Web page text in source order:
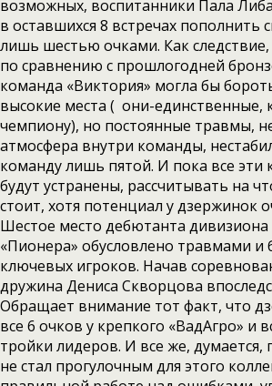
возможных, воспитанники Пала
в оставшихся 8 встречах пополнить
лишь шестью очками. Как
по сравнению с прошлогодней
команда «Виктория» могла бы
высокие места ( они-единственные,
чемпиону), но постоянные травмы,
атмосфера внутри команды,
команду лишь пятой. И пока все эти
будут устранены, рассчитывать на
стоит, хотя потенциал у дзержинок
Шестое место дебютанта дивизиона
«Пионера» обусловлено травмами и
ключевых игроков. Начав
дружина Дениса Скворцова
Обращает внимание тот факт, что
все 6 очков у крепкого «ВадАгро» и
тройки лидеров. И все же,
не стал прогулочным для этого